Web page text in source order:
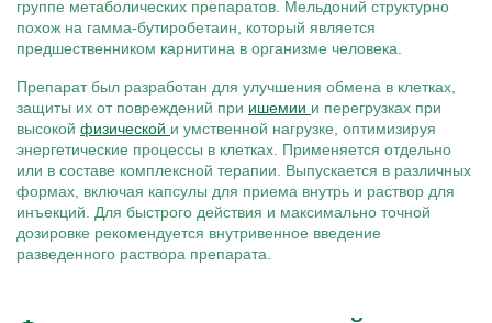
группе метаболических препаратов. Мельдоний структурно
похож на гамма-бутиробетаин, который является
предшественником карнитина в организме человека.
Препарат был разработан для улучшения обмена в клетках,
защиты их от повреждений при ишемии и перегрузках при
высокой физической и умственной нагрузке, оптимизируя
энергетические процессы в клетках. Применяется отдельно
или в составе комплексной терапии. Выпускается в различных
формах, включая капсулы для приема внутрь и раствор для
инъекций. Для быстрого действия и максимально точной
дозировке рекомендуется внутривенное введение
разведенного раствора препарата.